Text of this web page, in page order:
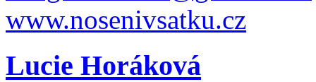
www.nosenivsatku.cz
Lucie Horáková